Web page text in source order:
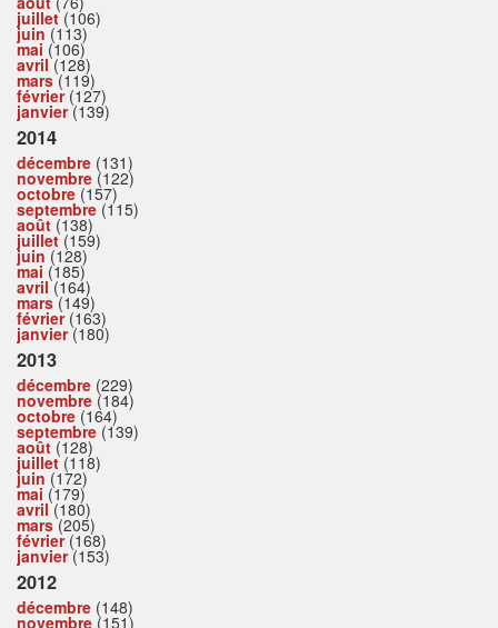
juillet(106)
juin (113)
mai (106)
avril(128)
mars(119)
février(127)
janvier(139)
2014
décembre (131)
novembre (122)
octobre (157)
septembre (115)
août (138)
juillet(159)
juin (128)
mai (185)
avril(164)
mars(149)
février(163)
janvier(180)
2013
décembre (229)
novembre (184)
octobre (164)
septembre (139)
août (128)
juillet(118)
juin (172)
mai (179)
avril(180)
mars(205)
février(168)
janvier(153)
2012
décembre (148)
novembre (151)